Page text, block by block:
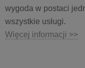
wygoda w postaci
wszystkie usługi.
Więcej informacji >>